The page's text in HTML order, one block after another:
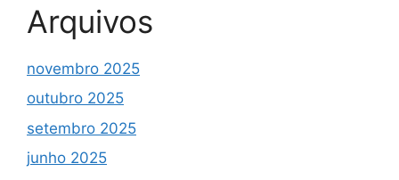
Arquivos
novembro 2025
outubro 2025
setembro 2025
junho 2025